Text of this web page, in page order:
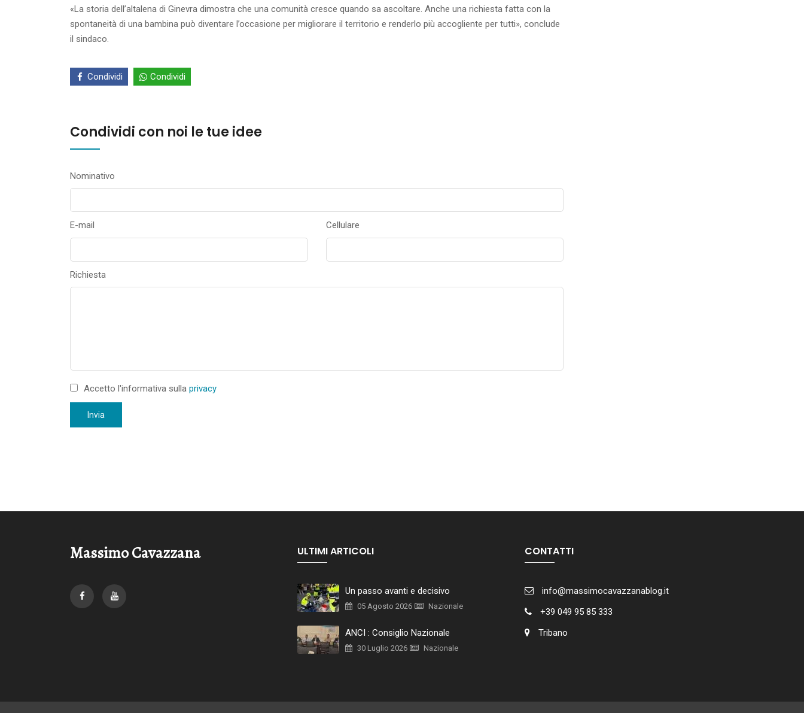
«La storia dell’altalena di Ginevra dimostra che una comunità cresce quando sa ascoltare. Anche una richiesta fatta con la
spontaneità di una bambina può diventare l’occasione per migliorare il territorio e renderlo più accogliente per tutti», conclude
il sindaco.
Condividi Condividi
Condividi con noi le tue idee
Nominativo
E-mail Cellulare
Richiesta
Accetto l'informativa sulla privacy
Invia
Massimo Cavazzana ULTIMI ARTICOLI
Un passo avanti e decisivo
05 Agosto 2026 Nazionale
ANCI : Consiglio Nazionale
30 Luglio 2026 Nazionale
CONTATTI
info@massimocavazzanablog.it
+39 049 95 85 333
Tribano